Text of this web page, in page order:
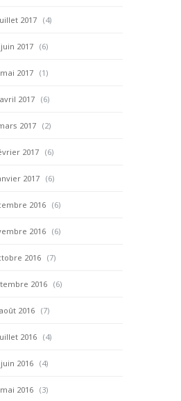
2017 (4)
juin 2017 (6)
mai 2017 (1)
avril 2017 (6)
2017 (2)
2017 (6)
2017 (6)
2016 (6)
2016 (6)
2016 (7)
2016 (6)
août 2016 (7)
2016 (4)
juin 2016 (4)
mai 2016 (3)